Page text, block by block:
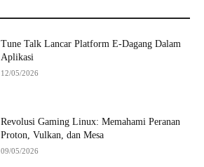
Tune Talk Lancar Platform E-Dagang Dalam
Aplikasi
12/05/2026
Revolusi Gaming Linux: Memahami Peranan
Proton, Vulkan, dan Mesa
09/05/2026